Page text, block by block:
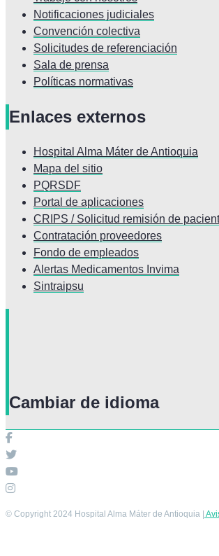
Notificaciones judiciales
Convención colectiva
Solicitudes de referenciación
Sala de prensa
Políticas normativas
Enlaces externos
Hospital Alma Máter de Antioquia
Mapa del sitio
PQRSDF
Portal de aplicaciones
CRIPS / Solicitud remisión de
Contratación proveedores
Fondo de empleados
Alertas Medicamentos Invima
Sintraipsu
Cambiar de idioma
© Copyright 2024 Hospital Alma Máter de Antioquia |